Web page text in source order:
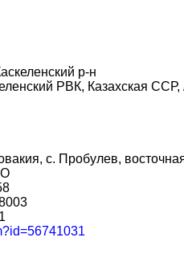
р-н
РВК, Казахская
с. Пробулев,